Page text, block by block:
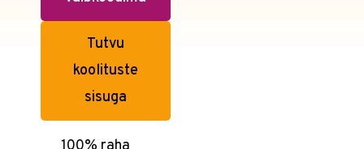
Tutvu
koolituste
sisuga